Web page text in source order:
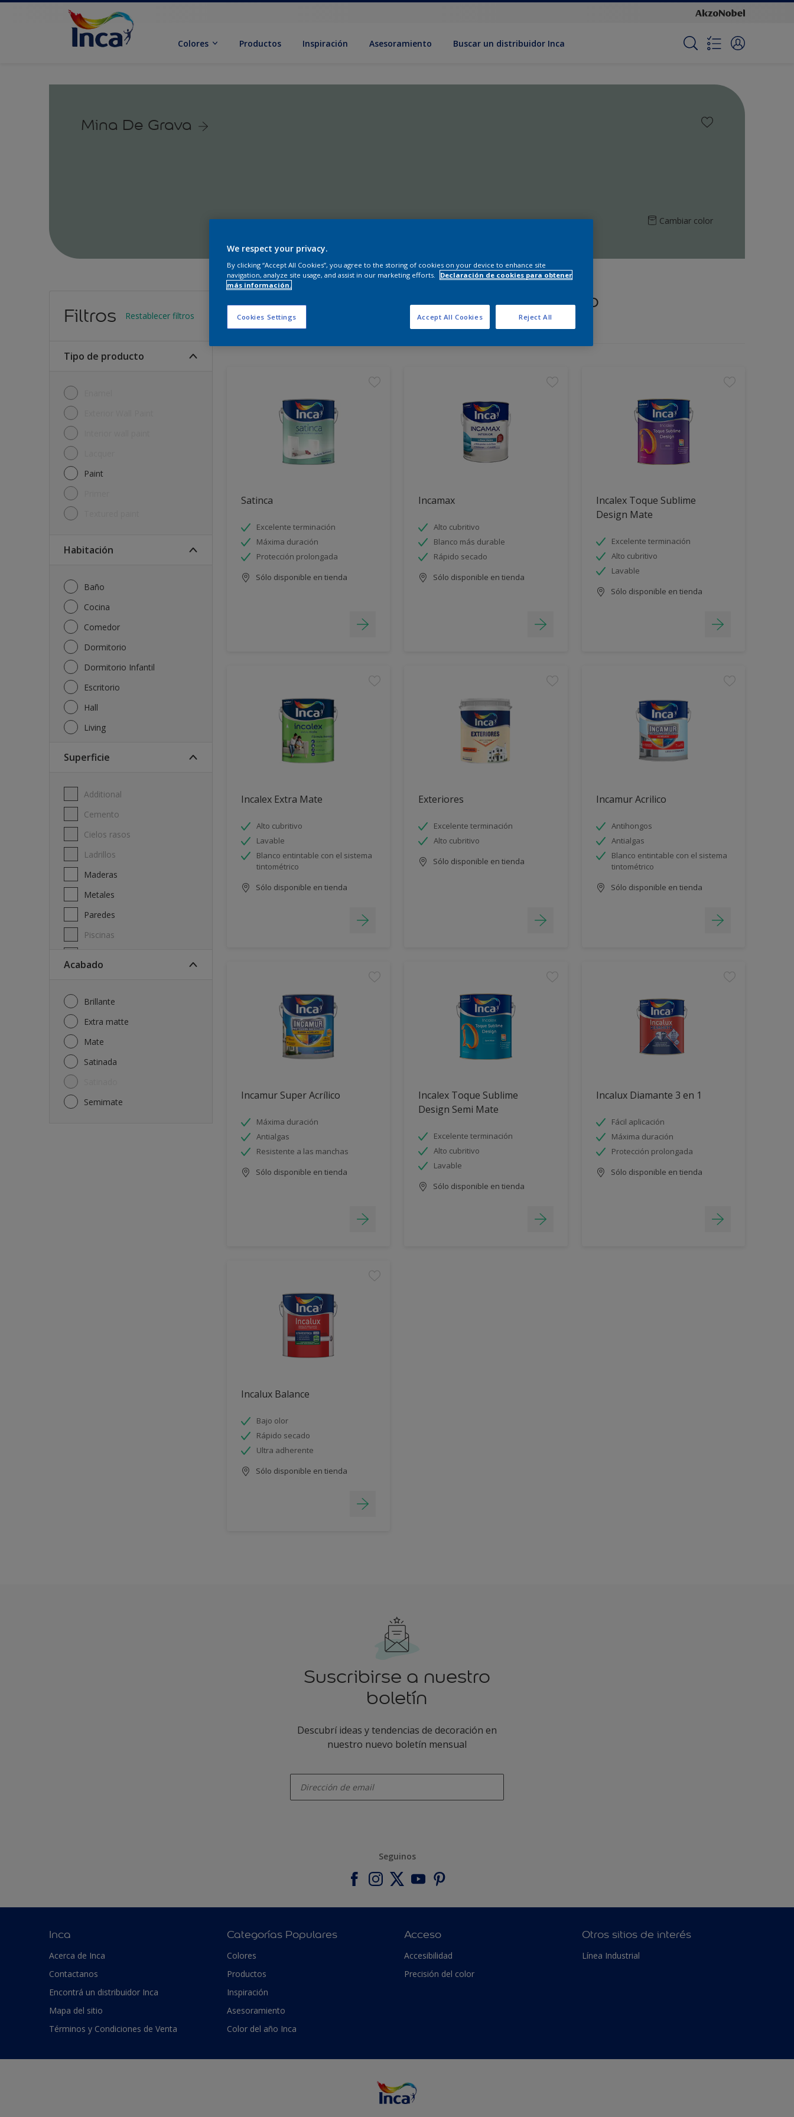
Colores Productos Inspiración Asesoramiento Buscar un distribuidor Inca
Mina De Grava
Cambiar color
Filtros Restablecer filtros
Tipo de producto
Paint
Habitación
Baño
Cocina
Comedor
Dormitorio
Dormitorio Infantil
Escritorio
Hall
Living
Superficie
Additional
Cemento
Cielos rasos
Ladrillos
Maderas
Metales
Paredes
Piscinas
Acabado
Brillante
Extra matte
Mate
Satinada
Semimate
Encuentra los productos para tu proyecto
10Productos encontrados
Satinca
Excelente terminación
Máxima duración
Protección prolongada
Sólo disponible en tienda
Incamax
Alto cubritivo
Blanco más durable
Rápido secado
Sólo disponible en tienda
Incalex Toque Sublime
Design Mate
Excelente terminación
Alto cubritivo
Lavable
Sólo disponible en tienda
Incalex Extra Mate
Alto cubritivo
Lavable
Blanco entintable con el sistema
tintométrico
Sólo disponible en tienda
Exteriores
Excelente terminación
Alto cubritivo
Sólo disponible en tienda
Incamur Acrilico
Antihongos
Antialgas
Blanco entintable con el sistema
tintométrico
Sólo disponible en tienda
Incamur Super Acrílico
Máxima duración
Antialgas
Resistente a las manchas
Sólo disponible en tienda
Incalex Toque Sublime
Design Semi Mate
Excelente terminación
Alto cubritivo
Lavable
Sólo disponible en tienda
Incalux Diamante 3 en 1
Fácil aplicación
Máxima duración
Protección prolongada
Sólo disponible en tienda
Incalux Balance
Bajo olor
Rápido secado
Ultra adherente
Sólo disponible en tienda
Suscribirse a nuestro
boletín
Descubrí ideas y tendencias de decoración en
nuestro nuevo boletín mensual
Seguinos
Inca
Acerca de Inca
Contactanos
Encontrá un distribuidor Inca
Mapa del sitio
Términos y Condiciones de Venta
Categorías Populares
Colores
Productos
Inspiración
Asesoramiento
Color del año Inca
Acceso
Accesibilidad
Precisión del color
Otros sitios de interés
Línea Industrial
We respect your privacy.
By clicking “Accept All Cookies”, you agree to the storing of cookies on your device to enhance site
navigation, analyze site usage, and assist in our marketing efforts.
Declaración de cookies para obtener
más información.
Cookies Settings Reject All
Accept All Cookies